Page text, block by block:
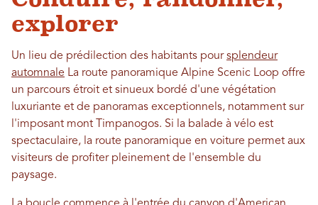
explorer
Un lieu de prédilection des habitants poursplendeur
automnale La route panoramique Alpine Scenic Loop offre
un parcours étroit et sinueux bordé d'une végétation
luxuriante et de panoramas exceptionnels, notamment sur
l'imposant mont Timpanogos. Si la balade à vélo est
spectaculaire, la route panoramique en voiture permet aux
visiteurs de profiter pleinement de l'ensemble du
paysage.